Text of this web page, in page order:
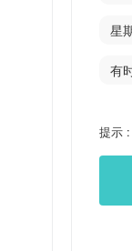
星
有
有
提示